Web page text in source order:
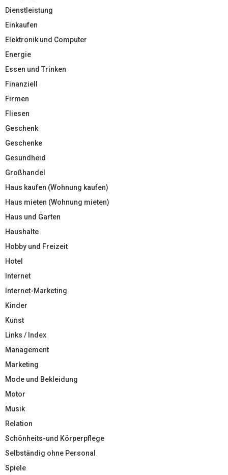
Dienstleistung
Einkaufen
Elektronik und Computer
Energie
Essen und Trinken
Finanziell
Firmen
Fliesen
Geschenk
Geschenke
Gesundheid
Großhandel
Haus kaufen (Wohnung kaufen)
Haus mieten (Wohnung mieten)
Haus und Garten
Haushalte
Hobby und Freizeit
Hotel
Internet
Internet-Marketing
Kinder
Kunst
Links / Index
Management
Marketing
Mode und Bekleidung
Motor
Musik
Relation
Schönheits-und Körperpflege
Selbständig ohne Personal
Spiele